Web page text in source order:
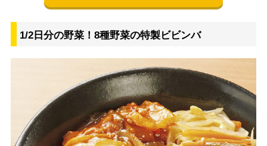
1/2日分の野菜！8種野菜の特製ビビンバ